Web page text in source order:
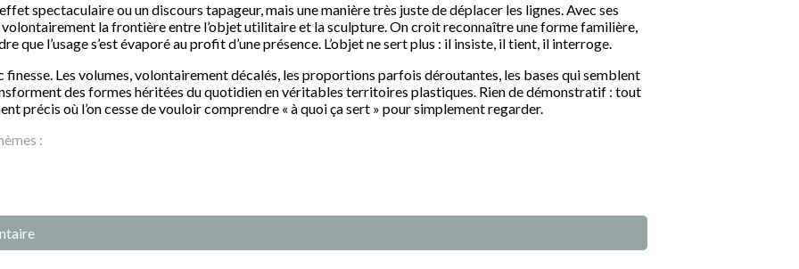
effet spectaculaire ou un discours tapageur, mais une manière très juste de déplacer les lignes. Avec ses
la frontière entre l’objet utilitaire et la sculpture. On croit reconnaître une forme familière,
que l’usage s’est évaporé au profit d’une présence. L’objet ne sert plus : il insiste, il tient, il interroge.
Les volumes, volontairement décalés, les proportions parfois déroutantes, les bases qui semblent
des formes héritées du quotidien en véritables territoires plastiques. Rien de démonstratif : tout
précis où l’on cesse de vouloir comprendre « à quoi ça sert » pour simplement regarder.
: